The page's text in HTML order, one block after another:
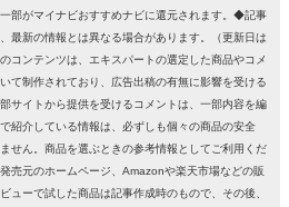
部がマイナビおすすめナビに還元されます。◆記事
最新の情報とは異なる場合があります。（更新日は
コンテンツは、エキスパートの選定した商品やコメ
て制作されており、広告出稿の有無に影響を受ける
サイトから提供を受けるコメントは、一部内容を編
紹介している情報は、必ずしも個々の商品の安全
せん。商品を選ぶときの参考情報としてご利用くだ
売元のホームページ、Amazonや楽天市場などの販
ーで試した商品は記事作成時のもので、その後、